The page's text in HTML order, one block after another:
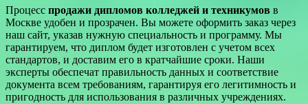
Процесс продажи дипломов колледжей и техникумов в
Москве удобен и прозрачен. Вы можете оформить заказ через
наш сайт, указав нужную специальность и программу. Мы
гарантируем, что диплом будет изготовлен с учетом всех
стандартов, и доставим его в кратчайшие сроки. Наши
эксперты обеспечат правильность данных и соответствие
документа всем требованиям, гарантируя его легитимность и
пригодность для использования в различных учреждениях.